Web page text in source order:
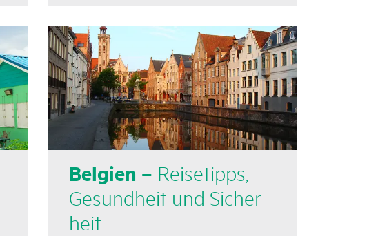
Belgien – Reise­tipps,
Gesund­heit und Sicher­
heit